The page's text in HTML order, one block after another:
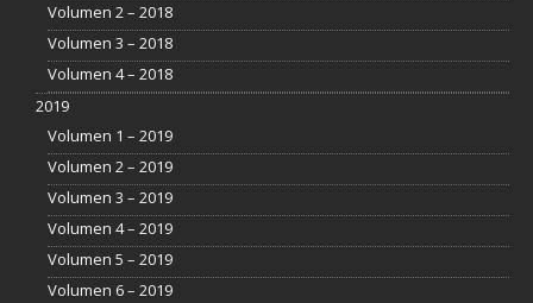
Volumen 2 – 2018
Volumen 3 – 2018
Volumen 4 – 2018
2019
Volumen 1 – 2019
Volumen 2 – 2019
Volumen 3 – 2019
Volumen 4 – 2019
Volumen 5 – 2019
Volumen 6 – 2019